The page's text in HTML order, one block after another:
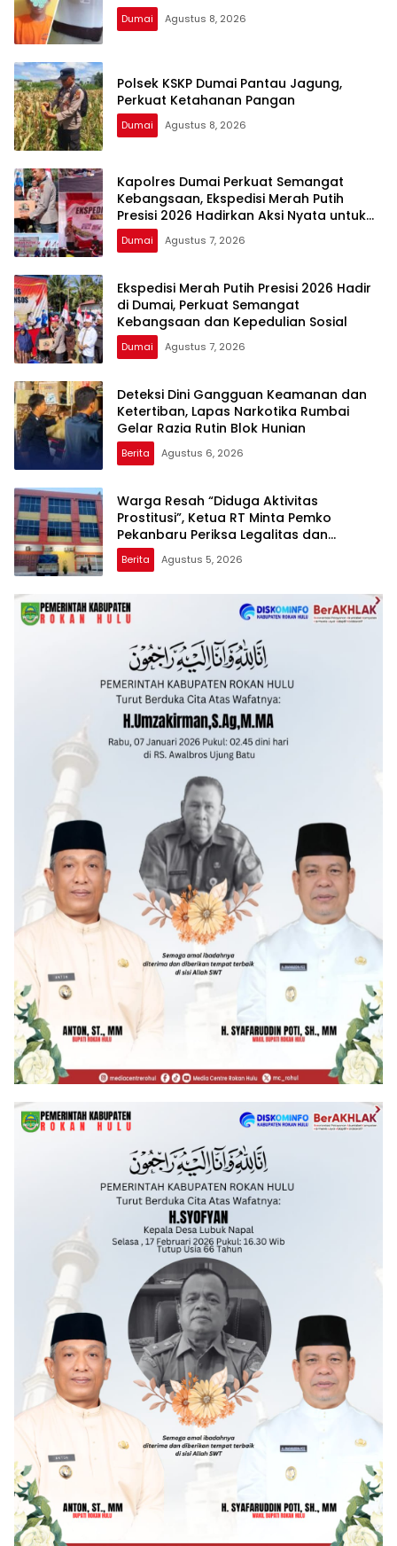
Dumai Agustus 8, 2026
Polsek KSKP Dumai Pantau Jagung,
Perkuat Ketahanan Pangan
Dumai Agustus 8, 2026
Kapolres Dumai Perkuat Semangat
Kebangsaan, Ekspedisi Merah Putih
Presisi 2026 Hadirkan Aksi Nyata untuk
Rakyat
Dumai Agustus 7, 2026
Ekspedisi Merah Putih Presisi 2026 Hadir
di Dumai, Perkuat Semangat
Kebangsaan dan Kepedulian Sosial
Dumai Agustus 7, 2026
Deteksi Dini Gangguan Keamanan dan
Ketertiban, Lapas Narkotika Rumbai
Gelar Razia Rutin Blok Hunian
Berita Agustus 6, 2026
Warga Resah “Diduga Aktivitas
Prostitusi”, Ketua RT Minta Pemko
Pekanbaru Periksa Legalitas dan
Aktivitas Z Homestay di Jalan Tanjung
Datuk
Berita Agustus 5, 2026